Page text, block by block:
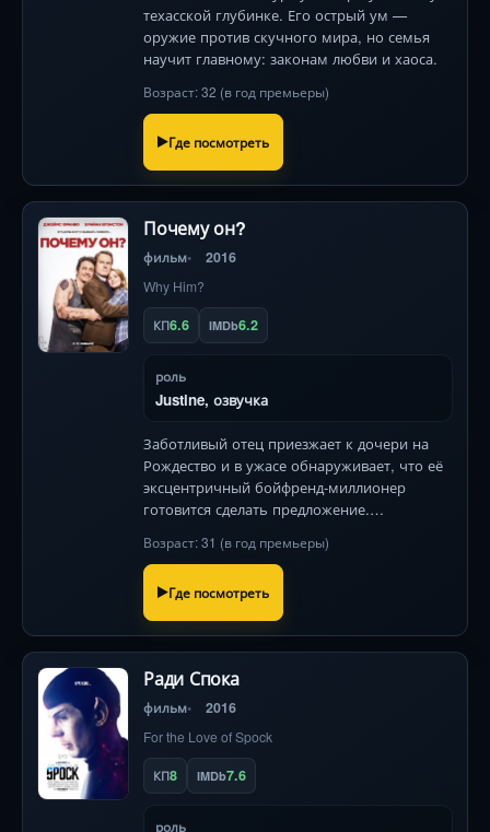
техасской глубинке. Его острый ум —
оружие против скучного мира, но семья
научит главному: законам любви и хаоса.
Возраст: 32 (в год премьеры)
Где посмотреть
Почему он?
фильм 2016
Why Him?
КП6.6 IMDb6.2
роль
Justine, озвучка
Заботливый отец приезжает к дочери на
Рождество и в ужасе обнаруживает, что её
эксцентричный бойфренд-миллионер
готовится сделать предложение.
разрушительным юмором!
Возраст: 31 (в год премьеры)
Где посмотреть
Ради Спока
фильм 2016
For the Love of Spock
КП8 IMDb7.6
роль